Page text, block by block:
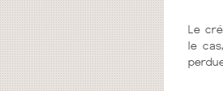
Le
le